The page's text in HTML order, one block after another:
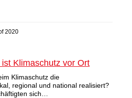
2020
Klimaschutz vor Ort
Klimaschutz die
regional und national realisiert?
sich…